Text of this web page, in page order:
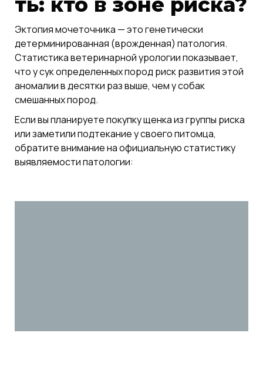
Эктопия мочеточника — это генетически
детерминированная (врожденная) патология.
Статистика ветеринарной урологии показывает,
что у сук определенных пород риск развития этой
аномалии в десятки раз выше, чем у собак
смешанных пород.
Если вы планируете покупку щенка из группы риска
или заметили подтекание у своего питомца,
обратите внимание на официальную статистику
выявляемости патологии: